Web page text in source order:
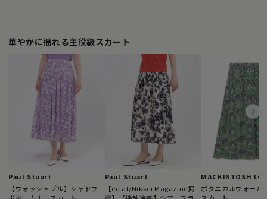
華やかに揺れる主役級スカート
Paul Stuart
【ウォッシャブル】シャドウ
Paul Stuart
【eclat/Nikkei Magazine掲
MACKINTOSH
ボタニカルウォール